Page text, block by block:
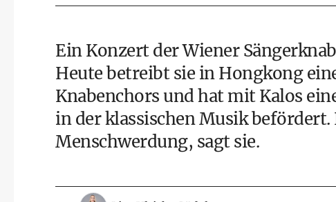
Ein Konzert der Wiener
Heute betreibt sie in Hongkong
Knabenchors und hat mit Kalos
in der klassischen Musik
Menschwerdung, sagt sie.